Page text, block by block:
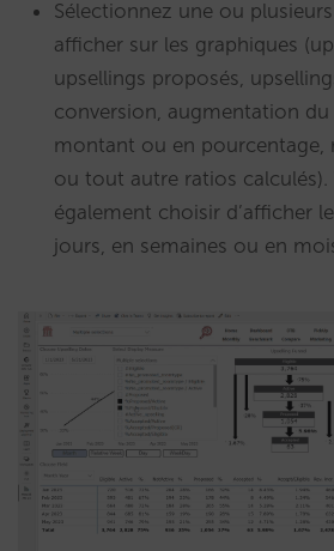
Sélectionnez une ou
afficher sur les graphiques
upsellings proposés,
conversion, augmentation
montant ou en pourcentage,
ou tout autre ratios calculés).
également choisir d’afficher
jours, en semaines ou en